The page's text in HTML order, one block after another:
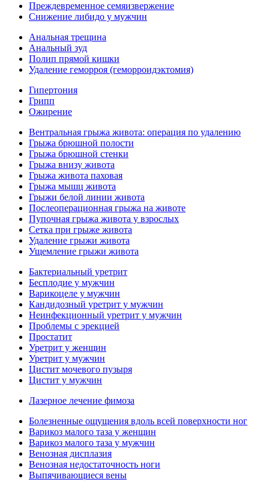
Преждевременное семяизвержение
Снижение либидо у мужчин
Анальная трещина
Анальный зуд
Полип прямой кишки
Удаление геморроя (геморроидэктомия)
Гипертония
Грипп
Ожирение
Вентральная грыжа живота: операция по удалению
Грыжа брюшной полости
Грыжа брюшной стенки
Грыжа внизу живота
Грыжа живота паховая
Грыжа мышц живота
Грыжи белой линии живота
Послеоперационная грыжа на животе
Пупочная грыжа живота у взрослых
Сетка при грыже живота
Удаление грыжи живота
Ущемление грыжи живота
Бактериальный уретрит
Бесплодие у мужчин
Варикоцеле у мужчин
Кандидозный уретрит у мужчин
Неинфекционный уретрит у мужчин
Проблемы с эрекцией
Простатит
Уретрит у женщин
Уретрит у мужчин
Цистит мочевого пузыря
Цистит у мужчин
Лазерное лечение фимоза
Болезненные ощущения вдоль всей поверхности ног
Варикоз малого таза у женщин
Варикоз малого таза у мужчин
Венозная дисплазия
Венозная недостаточность ноги
Выпячивающиеся вены